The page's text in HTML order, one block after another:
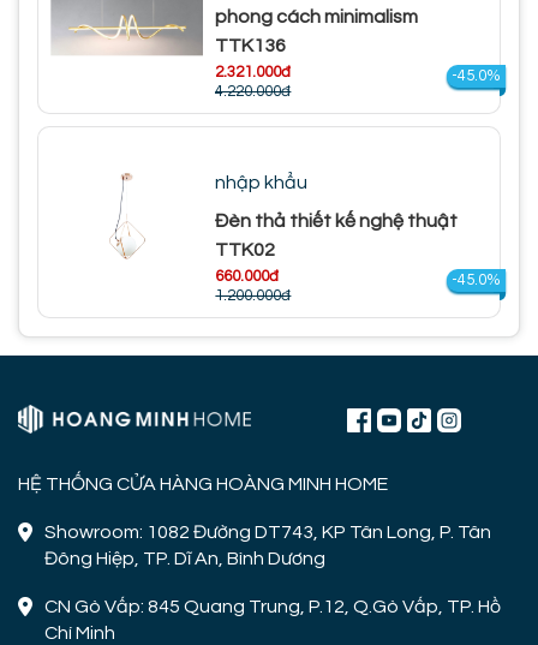
phong cách minimalism
TTK136
2.321.000đ
4.220.000đ
-45.0%
nhập khẩu
Đèn thả thiết kế nghệ thuật
TTK02
660.000đ
1.200.000đ
-45.0%
HỆ THỐNG CỬA HÀNG HOÀNG MINH HOME
Showroom: 1082 Đường DT743, KP Tân Long, P. Tân
Đông Hiệp, TP. Dĩ An, Bình Dương
CN Gò Vấp: 845 Quang Trung, P.12, Q.Gò Vấp, TP. Hồ
Chí Minh